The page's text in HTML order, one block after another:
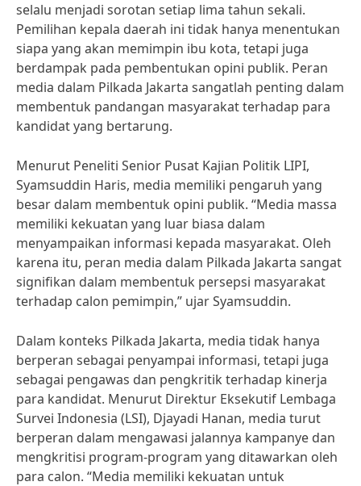
selalu menjadi sorotan setiap lima tahun sekali.
Pemilihan kepala daerah ini tidak hanya menentukan
siapa yang akan memimpin ibu kota, tetapi juga
berdampak pada pembentukan opini publik. Peran
media dalam Pilkada Jakarta sangatlah penting dalam
membentuk pandangan masyarakat terhadap para
kandidat yang bertarung.
Menurut Peneliti Senior Pusat Kajian Politik LIPI,
Syamsuddin Haris, media memiliki pengaruh yang
besar dalam membentuk opini publik. “Media massa
memiliki kekuatan yang luar biasa dalam
menyampaikan informasi kepada masyarakat. Oleh
karena itu, peran media dalam Pilkada Jakarta sangat
signifikan dalam membentuk persepsi masyarakat
terhadap calon pemimpin,” ujar Syamsuddin.
Dalam konteks Pilkada Jakarta, media tidak hanya
berperan sebagai penyampai informasi, tetapi juga
sebagai pengawas dan pengkritik terhadap kinerja
para kandidat. Menurut Direktur Eksekutif Lembaga
Survei Indonesia (LSI), Djayadi Hanan, media turut
berperan dalam mengawasi jalannya kampanye dan
mengkritisi program-program yang ditawarkan oleh
para calon. “Media memiliki kekuatan untuk